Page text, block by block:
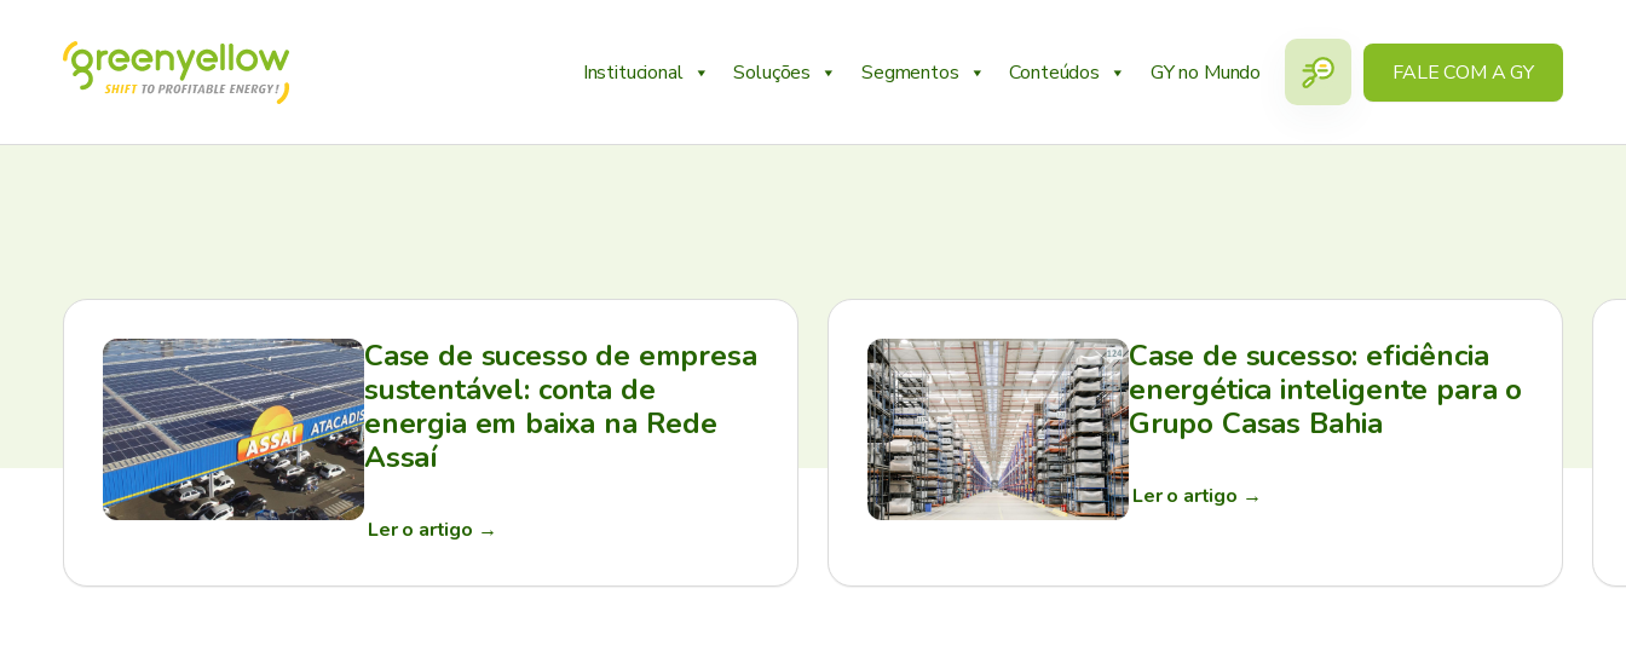
Institucional Soluções Segmentos Conteúdos GY no Mundo FALE COM A GY
Case de sucesso de empresa
sustentável: conta de
energia em baixa na Rede
Assaí
Ler o artigo →
Case de sucesso: eficiência
energética inteligente para o
Grupo Casas Bahia
Ler o artigo →